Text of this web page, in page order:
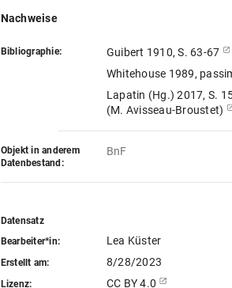
Nachweise
Bibliographie:
Guibert 1910, S. 63-67
Whitehouse 1989,
Lapatin (Hg.) 2017, S.
(M. Avisseau-Broustet)
Objekt in anderem
Datenbestand:
BnF
Datensatz
Bearbeiter*in:
Lea Küster
Erstellt am: 8/28/2023
Lizenz: CC BY 4.0